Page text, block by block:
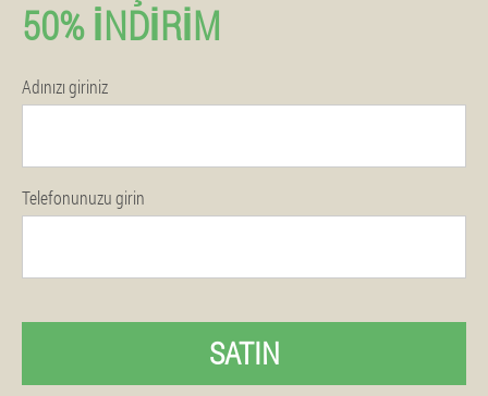
50% İNDIRIM
Adınızı giriniz
Telefonunuzu girin
SATIN